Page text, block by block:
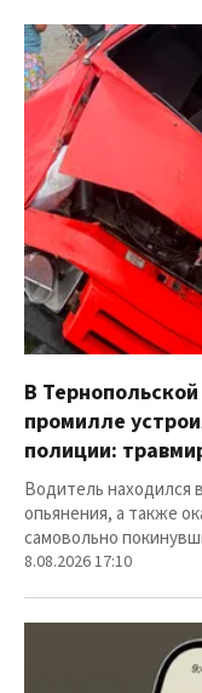
В
промилле
полиции:
Водитель находился
опьянения, а также
самовольно
8.08.2026 17:10